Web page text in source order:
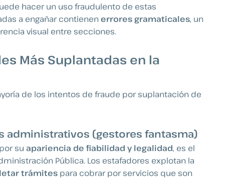
hacer un uso fraudulento de estas
a engañar contienen errores gramaticales, un
visual entre secciones.
Más Suplantadas en la
de los intentos de fraude por suplantación de
administrativos (gestores fantasma)
su apariencia de fiabilidad y legalidad, es el
Pública. Los estafadores explotan la
trámites para cobrar por servicios que son